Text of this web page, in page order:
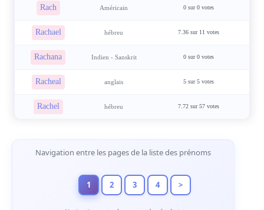
Rach Américain 0 sur 0 votes
Rachael hébreu 7.36 sur 11 votes
Rachana Indien - Sanskrit 0 sur 0 votes
Racheal anglais 5 sur 5 votes
Rachel hébreu 7.72 sur 57 votes
Navigation de Pages
Navigation entre les pages de la liste des prénoms
1 2 3 4 >